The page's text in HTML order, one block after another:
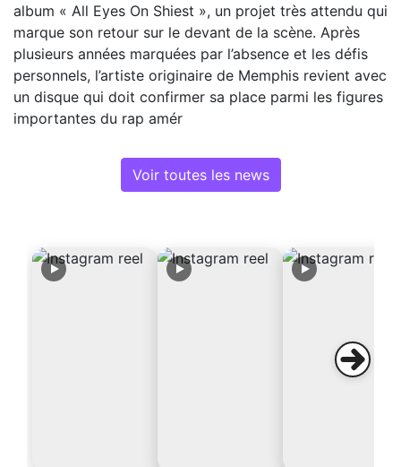
album « All Eyes On Shiest », un projet très attendu qui
marque son retour sur le devant de la scène. Après
plusieurs années marquées par l’absence et les défis
personnels, l’artiste originaire de Memphis revient avec
un disque qui doit confirmer sa place parmi les figures
importantes du rap amér
Voir toutes les news